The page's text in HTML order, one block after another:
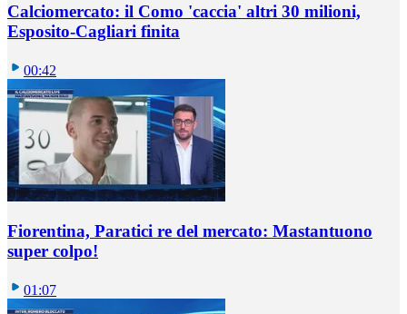
Calciomercato: il Como 'caccia' altri 30 milioni,
Esposito-Cagliari finita
00:42
Fiorentina, Paratici re del mercato: Mastantuono
super colpo!
01:07